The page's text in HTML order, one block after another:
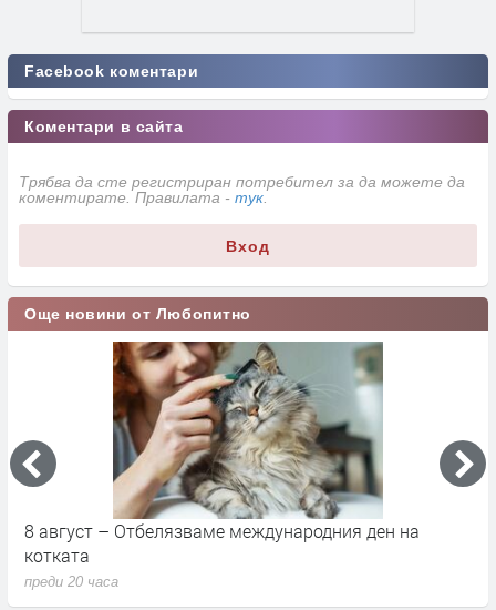
Facebook коментари
Коментари в сайта
Трябва да сте регистриран потребител за да можете да
коментирате. Правилата - тук
Вход
Още новини от Любопитно
8 август – Отбелязваме международния ден на
котката
преди 20 часа